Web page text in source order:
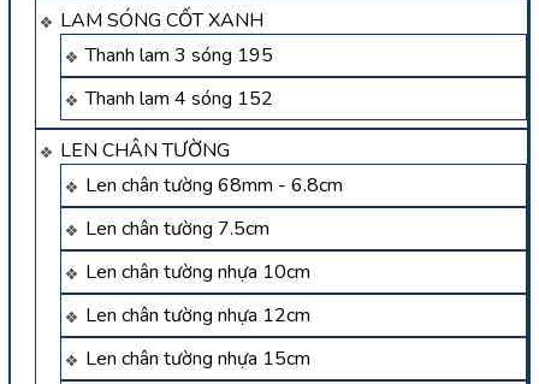
LAM SÓNG CỐT XANH
Thanh lam 3 sóng 195
Thanh lam 4 sóng 152
LEN CHÂN TƯỜNG
Len chân tường 68mm - 6.8cm
Len chân tường 7.5cm
Len chân tường nhựa 10cm
Len chân tường nhựa 12cm
Len chân tường nhựa 15cm